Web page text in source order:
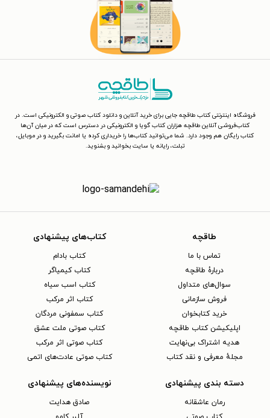
فروشگاه اینترنتی کتاب طاقچه جایی برای خرید آنلاین و دانلود کتاب صوتی و الکترونیکی است. در
کتاب‌فروشی آنلاین طاقچه هزاران کتاب گویا و الکترونیکی در دسترس است که در میان آن‌ها
کتاب رایگان هم وجود دارد. شما می‌توانید کتاب‌ها را خریداری کرده یا امانت بگیرید و در موبایل،
تبلت، رایانه یا سایت بخوانید و بشنوید.
طاقچه
تماس با ما
دربارهٔ طاقچه
سوال‌های متداول
فروش سازمانی
خرید کتابخوان
اپلیکیشن کتاب طاقچه
هدیه اشتراک بی‌نهایت
مجلهٔ معرفی و نقد کتاب
کتاب‌های پیشنهادی
کتاب بادام
کتاب کیمیاگر
کتاب اسب سیاه
کتاب اثر مرکب
کتاب سمفونی مردگان
کتاب صوتی ملت عشق
کتاب صوتی اثر مرکب
کتاب صوتی عادت‌های اتمی
دسته بندی پیشنهادی
رمان عاشقانه
نویسنده‌های پیشنهادی
صادق هدایت